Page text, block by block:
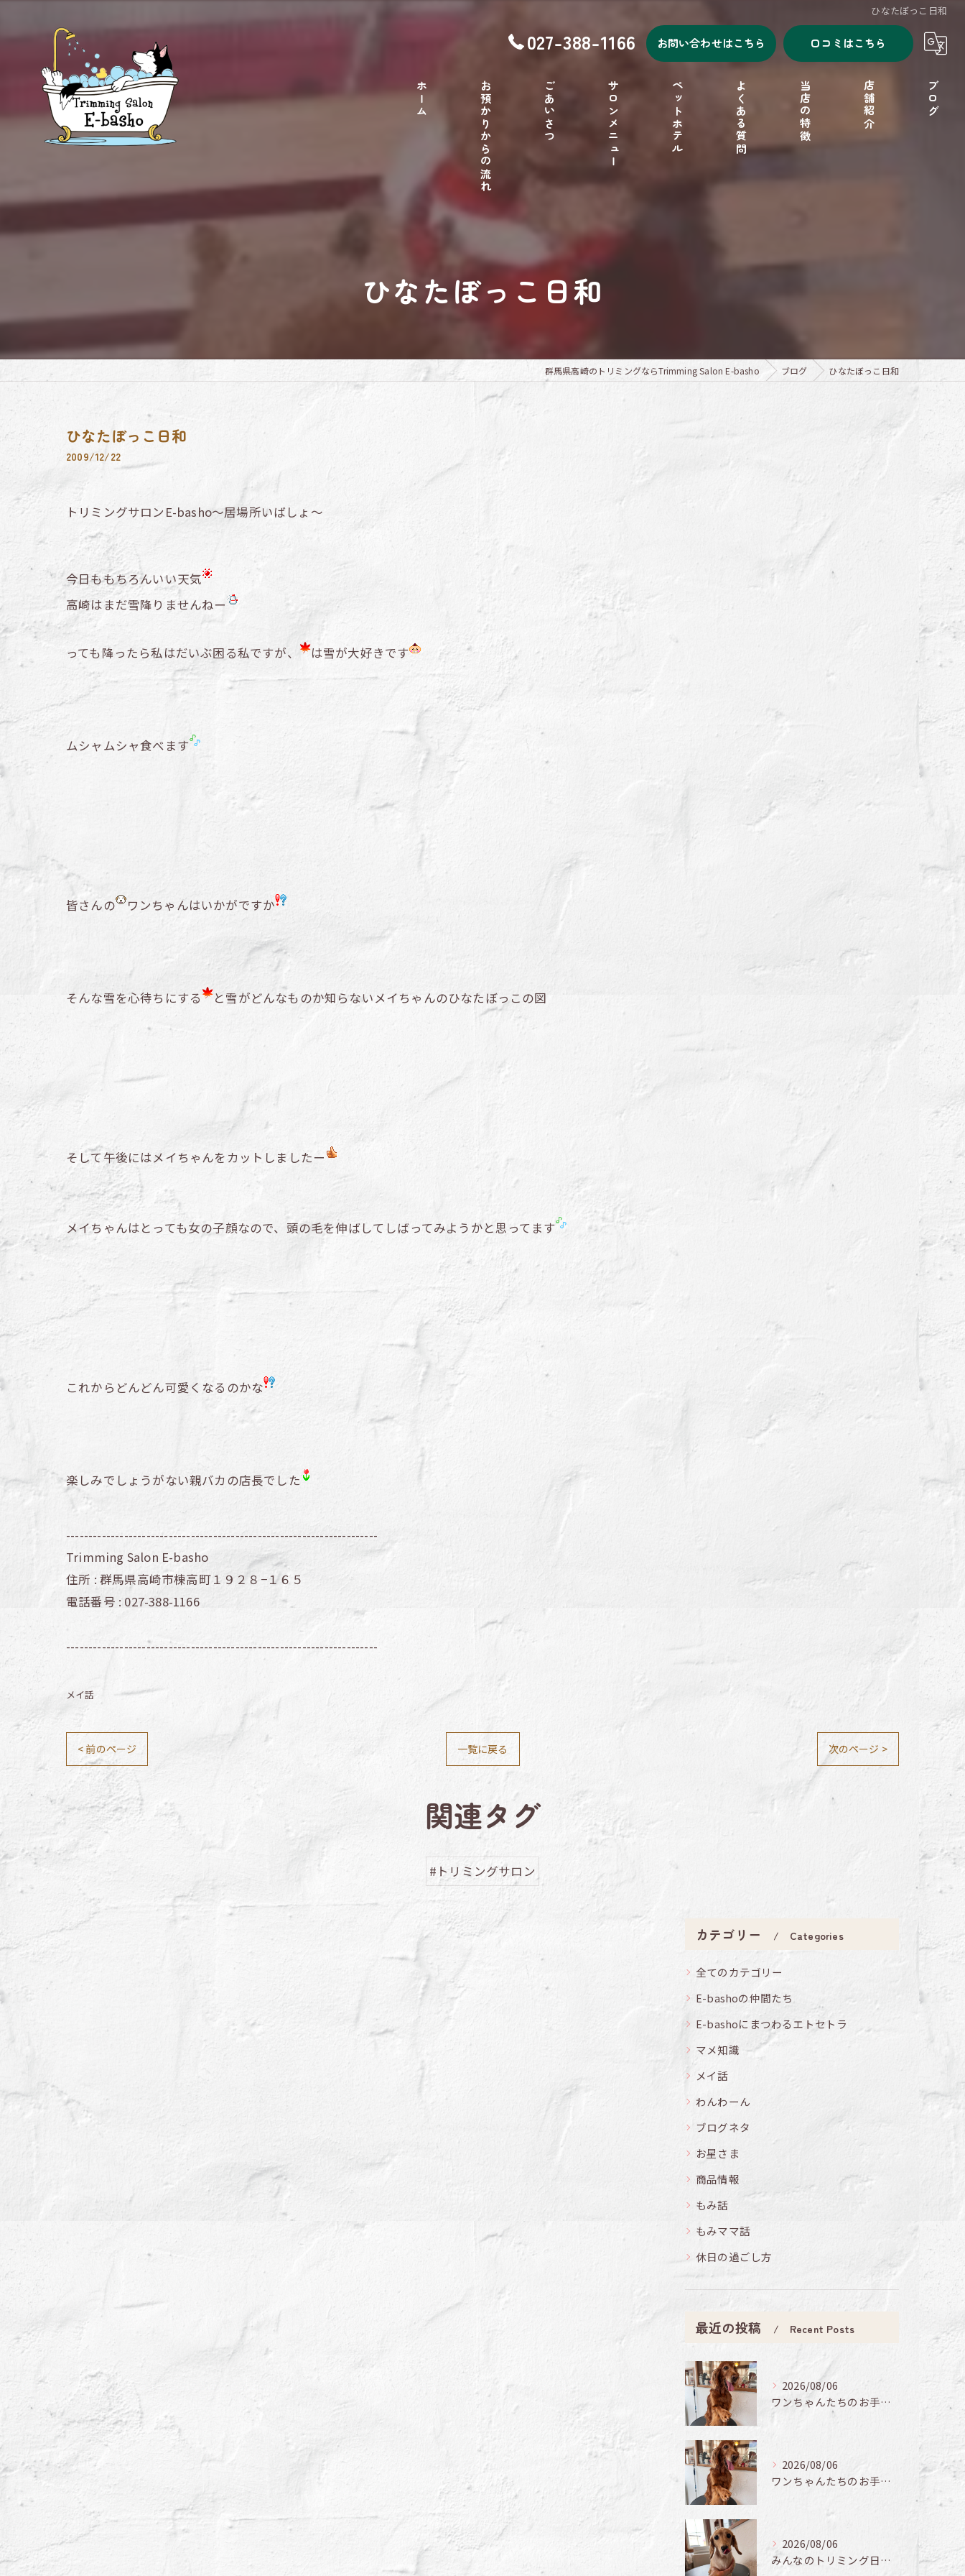
ひなたぼっこ日和
027-388-1166 お問い合わせはこちら 口コミはこちら
ホーム お預かりからの流れ ごあいさつ サロンメニュー ペットホテル よくある質問 当店の特徴
シャンプー
店舗紹介 ブログ
ひなたぼっこ日和
群馬県高崎のトリミングならTrimming Salon E-basho ブログ ひなたぼっこ日和
ひなたぼっこ日和
2009/12/22
トリミングサロンE-basho～居場所いばしょ～
今日ももちろんいい天気
高崎はまだ雪降りませんねー
っても降ったら私はだいぶ困る私ですが、 は雪が大好きです
ムシャムシャ食べます
皆さんの ワンちゃんはいかがですか
そんな雪を心待ちにする と雪がどんなものか知らないメイちゃんのひなたぼっこの図
そして午後にはメイちゃんをカットしましたー
メイちゃんはとっても女の子顔なので、頭の毛を伸ばしてしばってみようかと思ってます
これからどんどん可愛くなるのかな
楽しみでしょうがない親バカの店長でした
----------------------------------------------------------------------
Trimming Salon E-basho
住所 : 群馬県高崎市棟高町１９２８−１６５
電話番号 : 027-388-1166
----------------------------------------------------------------------
メイ話
< 前のページ 一覧に戻る 次のページ >
関連タグ
#トリミングサロン
カテゴリー Categories
全てのカテゴリー
E-bashoの仲間たち
E-bashoにまつわるエトセトラ
マメ知識
メイ話
わんわーん
ブログネタ
お星さま
商品情報
もみ話
もみママ話
休日の過ごし方
最近の投稿 Recent Posts
2026/08/06
ワンちゃんたちのお手入れ日記🐶✨
2026/08/06
ワンちゃんたちのお手入れ日記🐶✨
2026/08/06
みんなのトリミング日記🌟